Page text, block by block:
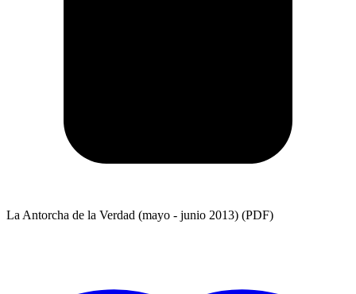
La Antorcha de la Verdad (mayo - junio 2013) (PDF)